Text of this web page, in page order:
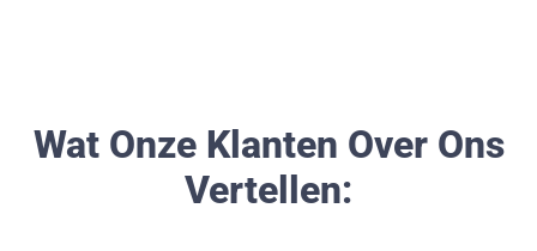
Wat Onze Klanten Over Ons
Vertellen: